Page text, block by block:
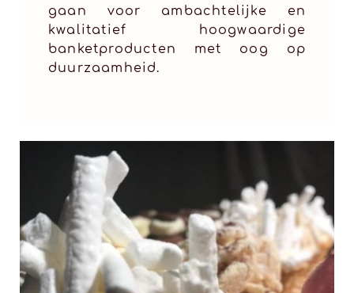
gaan voor ambachtelijke en
kwalitatief hoogwaardige
banketproducten met oog op
duurzaamheid.